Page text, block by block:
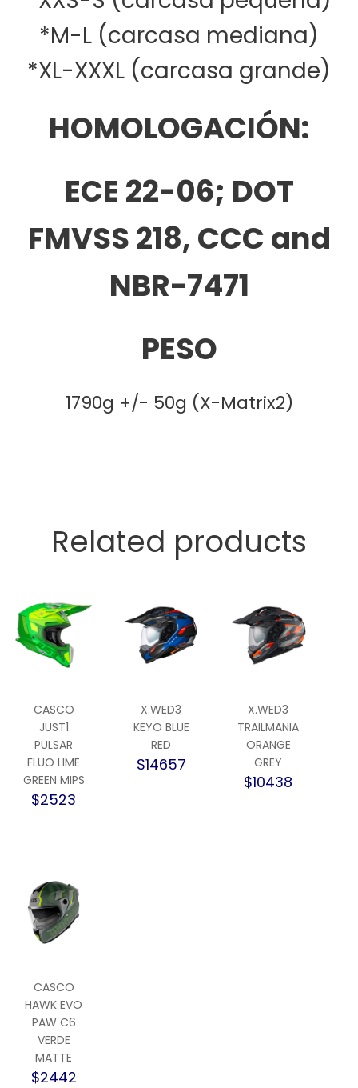
*M-L (carcasa mediana)
*XL-XXXL (carcasa grande)
HOMOLOGACIÓN:
ECE 22-06; DOT
FMVSS 218, CCC and
NBR-7471
PESO
1790g +/- 50g (X-Matrix2)
Related products
CASCO
JUST1
PULSAR
FLUO LIME
GREEN MIPS
$2523
X.WED3
KEYO BLUE
RED
$14657
X.WED3
TRAILMANIA
ORANGE
GREY
$10438
CASCO
HAWK EVO
PAW C6
VERDE
MATTE
$2442